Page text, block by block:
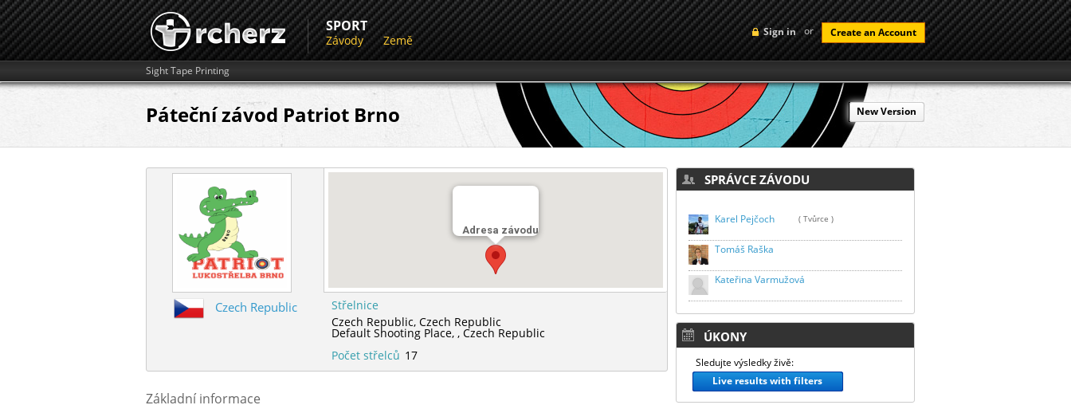
Sign in or Create an Account
SPORT
Závody Země
Sight Tape Printing
Páteční závod Patriot Brno New Version
Adresa závodu
Czech Republic
Střelnice
Czech Republic,Czech Republic
Default Shooting Place,,Czech Republic
Počet střelců 17
Základní informace
SPRÁVCE ZÁVODU
Karel Pejčoch ( Tvůrce )
Tomáš Raška
Kateřina Varmužová
ÚKONY
Sledujte výsledky živě:
Live results with filters